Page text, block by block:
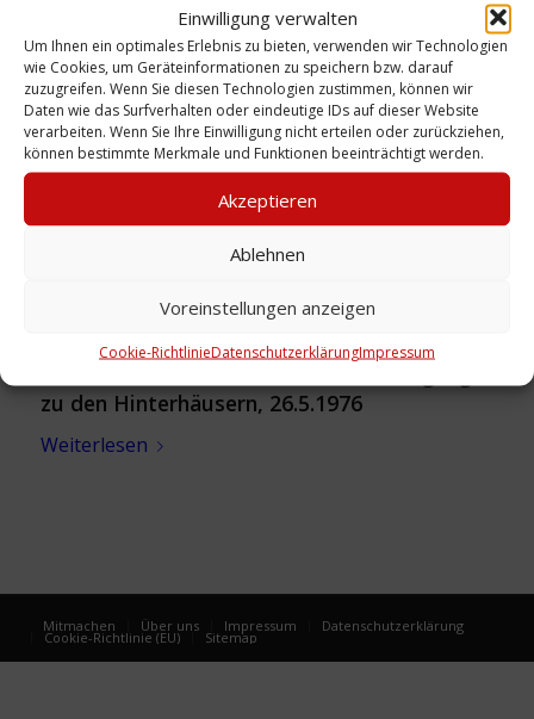
Einwilligung verwalten
Um Ihnen ein optimales Erlebnis zu bieten, verwenden wir Technologien
wie Cookies, um Geräteinformationen zu speichern bzw. darauf
zuzugreifen. Wenn Sie diesen Technologien zustimmen, können wir
Daten wie das Surfverhalten oder eindeutige IDs auf dieser Website
verarbeiten. Wenn Sie Ihre Einwilligung nicht erteilen oder zurückziehen,
können bestimmte Merkmale und Funktionen beeinträchtigt werden.
Akzeptieren
Ablehnen
Voreinstellungen anzeigen
Cookie-RichtlinieDatenschutzerklärungImpressum
zu den Hinterhäusern, 26.5.1976
Weiterlesen
Mitmachen Über uns Impressum Datenschutzerklärung
Cookie-Richtlinie (EU) Sitemap